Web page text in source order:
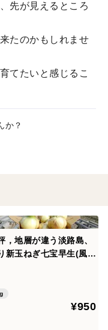
先が見えるところ
たのかもしれませ
てたいと感じるこ
か？
，地層が違う淡路島、
新玉ねぎ七宝早生(風袋
¥950